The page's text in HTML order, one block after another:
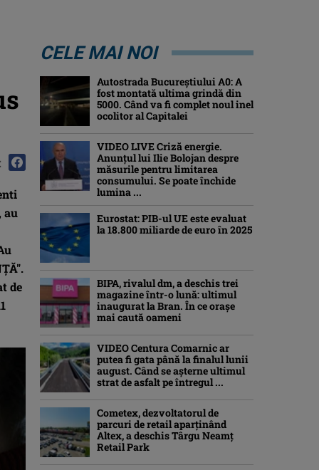
au
de
CELE MAI NOI
Autostrada Bucureștiului A0: A
fost montată ultima grindă din
5000. Când va fi complet noul inel
ocolitor al Capitalei
VIDEO LIVE Criză energie.
Anunțul lui Ilie Bolojan despre
măsurile pentru limitarea
consumului. Se poate închide
lumina ...
Eurostat: PIB-ul UE este evaluat
la 18.800 miliarde de euro în 2025
BIPA, rivalul dm, a deschis trei
magazine într-o lună: ultimul
inaugurat la Bran. În ce orașe
mai caută oameni
VIDEO Centura Comarnic ar
putea fi gata până la finalul lunii
august. Când se așterne ultimul
strat de asfalt pe întregul ...
Cometex, dezvoltatorul de
parcuri de retail aparținând
Altex, a deschis Târgu Neamț
Retail Park